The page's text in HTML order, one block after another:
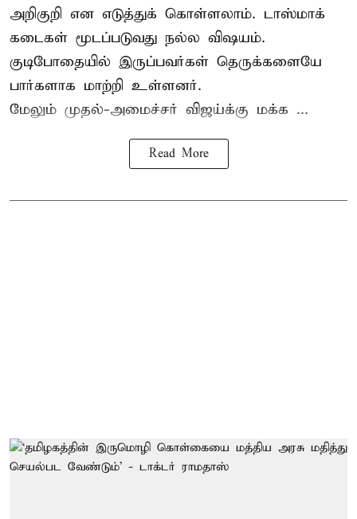
அறிகுறி என எடுத்துக் கொள்ளலாம். டாஸ்மாக்
கடைகள் மூடப்படுவது நல்ல விஷயம்.
குடிபோதையில் இருப்பவர்கள் தெருக்களையே
பார்களாக மாற்றி உள்ளனர்.
மேலும் முதல்-அமைச்சர் விஜய்க்கு மக்க ...
Read More